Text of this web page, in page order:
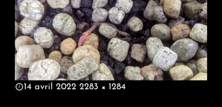
POSTED
14 avril 2022 2283 × 1284